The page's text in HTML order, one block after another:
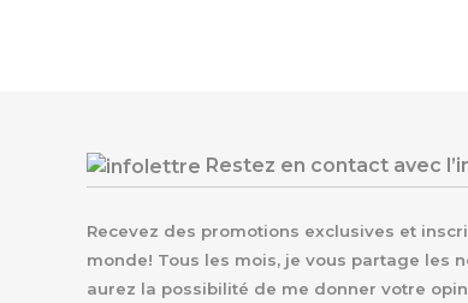
Restez en contact avec
Recevez des promotions exclusives et
monde! Tous les mois, je vous partage les
aurez la possibilité de me donner votre